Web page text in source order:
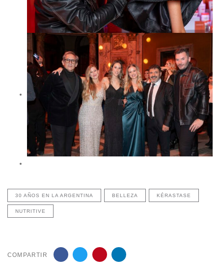
30 AÑOS EN LA ARGENTINA BELLEZA KÉRASTASE
NUTRITIVE
COMPARTIR